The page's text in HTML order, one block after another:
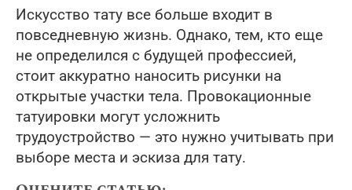
Искусство тату все больше входит в
повседневную жизнь. Однако, тем, кто еще
не определился с будущей профессией,
стоит аккуратно наносить рисунки на
открытые участки тела. Провокационные
татуировки могут усложнить
трудоустройство — это нужно учитывать при
выборе места и эскиза для тату.